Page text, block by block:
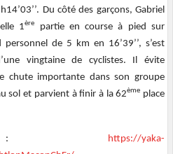
Du côté des garçons, Gabriel
1ère
partie en course à pied sur
de 5 km en 16’39’’, s’est
vingtaine de cyclistes. Il évite
chute importante dans son groupe
sol et parvient à finir à la 62ème place
:
https://yaka-